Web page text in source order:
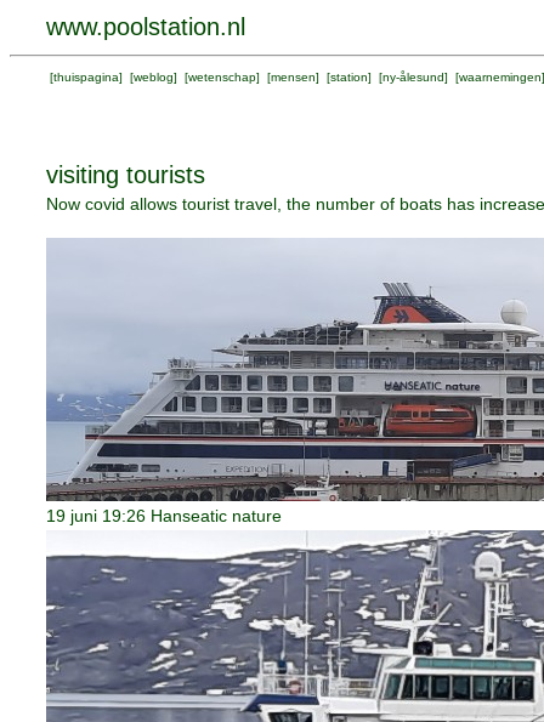
www.poolstation.nl
[thuispagina] [weblog] [wetenschap] [mensen] [station] [ny-ålesund] [waarnemingen
visiting tourists
Now covid allows tourist travel, the number of boats has
19 juni 19:26 Hanseatic nature